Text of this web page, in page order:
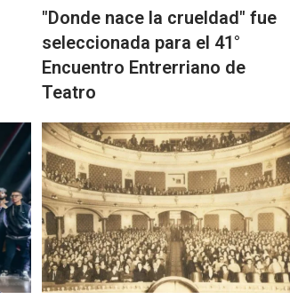
"Donde nace la crueldad" fue
seleccionada para el 41°
Encuentro Entrerriano de
Teatro